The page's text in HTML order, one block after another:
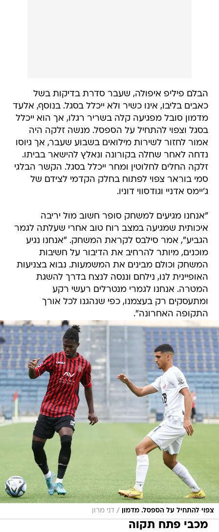
הבלם פיליפ איפולה, שעבר סדרת בדיקות בשל
כאבים בליבו, אינו כשיר ולא ייכלל בסגל. בנוסף, אלעד
מדמון סובל מפגיעה קלה בשריר רגלו, אך הוא ייכלל
בסגל וצפוי להתחיל על הספסל. מנשה זלקה היה
אמור לחזור לשירות מילואים בשבוע שעבר, אך גיוסו
נדחה לאחר שחלה בקורונה ונאלץ להישאר בביתו.
זלקה החלים לחלוטין ומחר ייכלל בסגל. הקשר הבלגי
סמי בוראר צפוי לפתוח בחלק הקדמי לצידם של
ג'יימס אדניי וגודסווי דוניו.
"אנחנו מגיעים למשחק סופר חשוב מול יריבה
איכותית שמגיעה במצב רוח טוב אחרי שעלתה לגמר
הגביע", אמר סילבס לקראת המשחק. "אנחנו נגיע
מוכנים, מיותר להרחיב את הדיבור על חשיבות
המשחק וכולם מבינים את המשמעות. נבוא בצניעות
האופיינית לנו, נילחם וננסה לנצח בדרך להשגת
המטרה. אנחנו לגמרי מנטרלים רעשי רקע
ומתעסקים רק בעצמנו, כפי שנהגנו לכל אורך
התקופה האחרונה".
צפוי להתחיל על הספסל. מדמון / דני מרון
מכבי פתח תקוה